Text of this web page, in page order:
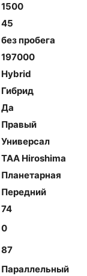
1500
45
без пробега
197000
Hybrid
Гибрид
Да
Правый
Универсал
TAA Hiroshima
Планетарная
Передний
74
0
87
Параллельный